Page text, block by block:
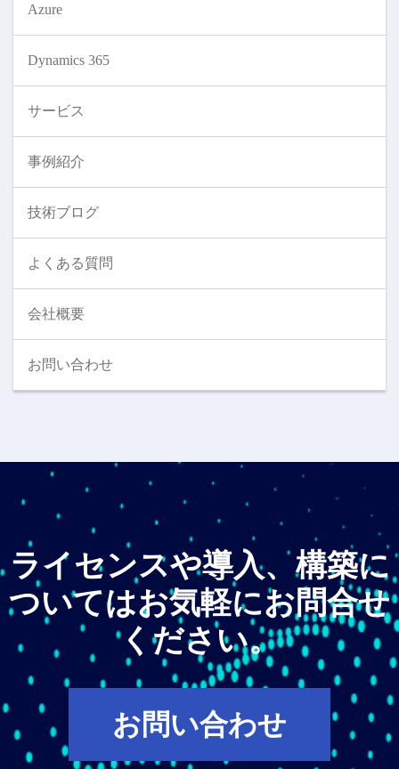
Azure
Dynamics 365
サービス
事例紹介
技術ブログ
よくある質問
会社概要
お問い合わせ
ライセンスや導入、構築に
ついてはお気軽にお問合せ
ください。
お問い合わせ